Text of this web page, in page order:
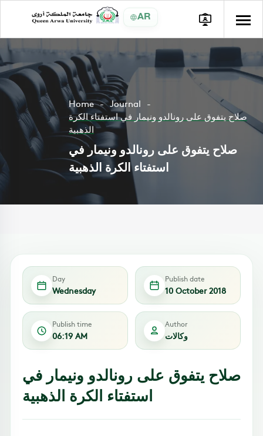
AR
Home
Journal
صلاح يتفوق على رونالدو ونيمار في استفتاء الكرة
الذهبية
صلاح يتفوق على رونالدو ونيمار في
استفتاء الكرة الذهبية
Day
Wednesday
Publish date
10 October 2018
Publish time
06:19 AM
Author
وكالات
صلاح يتفوق على رونالدو ونيمار في
استفتاء الكرة الذهبية